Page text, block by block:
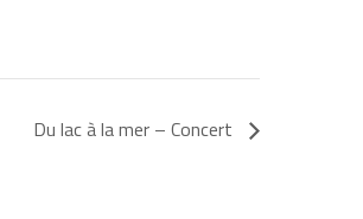
Du lac à la mer – Concert